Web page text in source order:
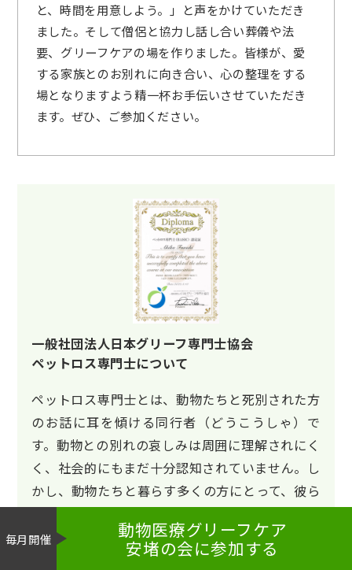
毎月開催 動物医療グリーフケア
安堵の会に参加する
と、時間を用意しよう。」と声をかけていただき
ました。そして僧侶と協力し話し合い葬儀や法
要、グリーフケアの場を作りました。皆様が、愛
する家族とのお別れに向き合い、心の整理をする
場となりますよう精一杯お手伝いさせていただき
ます。ぜひ、ご参加ください。
一般社団法人日本グリーフ専門士協会
ペットロス専門士について
ペットロス専門士とは、動物たちと死別された方
のお話に耳を傾ける同行者（どうこうしゃ）で
す。動物との別れの哀しみは周囲に理解されにく
く、社会的にもまだ十分認知されていません。し
かし、動物たちと暮らす多くの方にとって、彼ら
は家族（や子ども）またはそれ以上の存在です。
専門士は、あなたと一緒に大事な存在を慈しむこ
とを大切にします。あなたの哀しみに想いを寄